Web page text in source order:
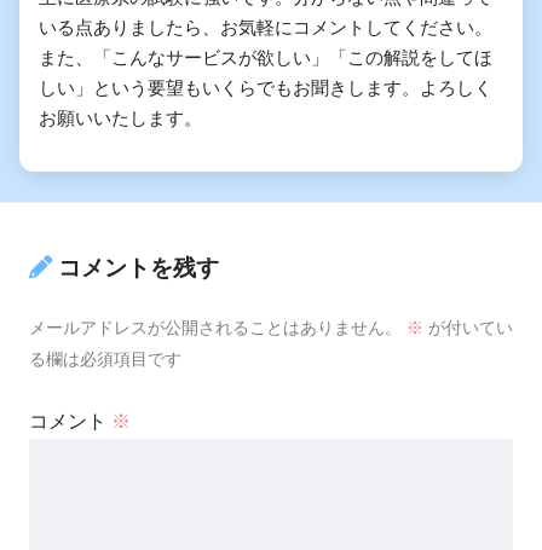
いる点ありましたら、お気軽にコメントしてください。
また、「こんなサービスが欲しい」「この解説をしてほ
しい」という要望もいくらでもお聞きします。よろしく
お願いいたします。
コメントを残す
メールアドレスが公開されることはありません。 ※ が付いてい
る欄は必須項目です
コメント ※